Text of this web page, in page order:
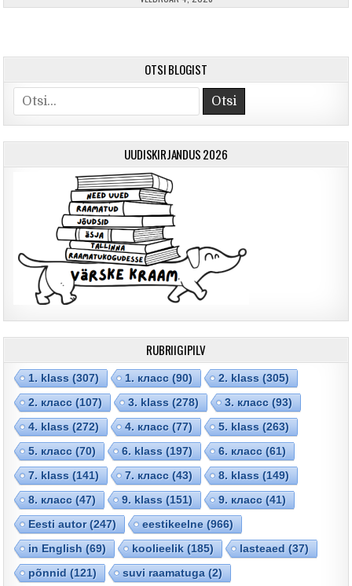
OTSI BLOGIST
Otsi
UUDISKIRJANDUS 2026
RUBRIIGIPILV
1. klass (307) 1. класс (90) 2. klass (305)
2. класс (107) 3. klass (278) 3. класс (93)
4. klass (272) 4. класс (77) 5. klass (263)
5. класс (70) 6. klass (197) 6. класс (61)
7. klass (141) 7. класс (43) 8. klass (149)
8. класс (47) 9. klass (151) 9. класс (41)
Eesti autor(247) eestikeelne (966)
in English (69) koolieelik (185) lasteaed (37)
põnnid (121) suvi raamatuga (2)